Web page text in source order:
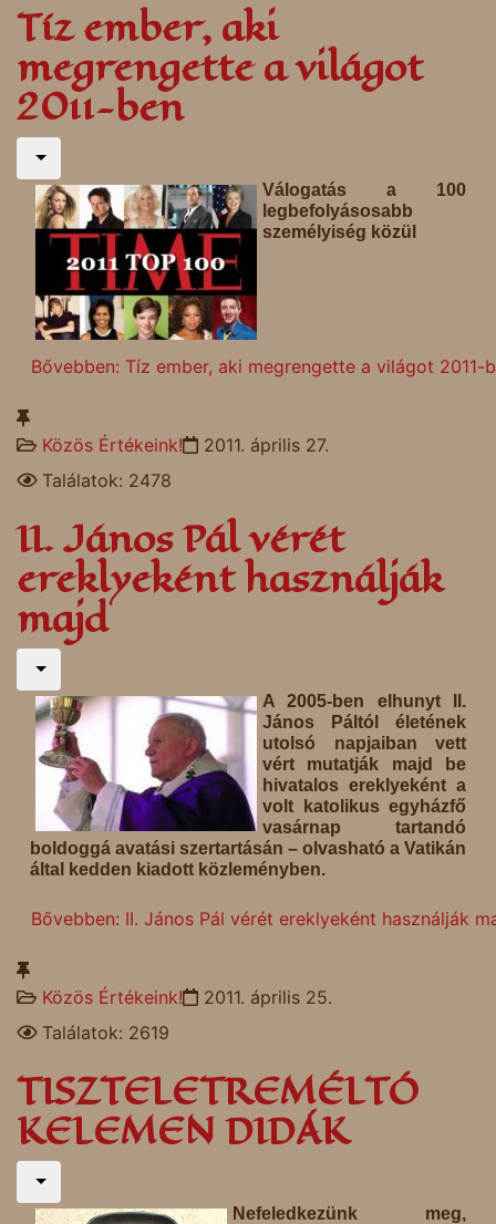
Tíz ember, aki
megrengette a világot
2011-ben
Válogatás a 100
legbefolyásosabb
személyiség közül
Bővebben: Tíz ember, aki megrengette a világot 2011-
Közös Értékeink!
2011. április 27.
Találatok: 2478
II. János Pál vérét
ereklyeként használják
majd
A 2005-ben elhunyt II.
János Páltól életének
utolsó napjaiban vett
vért mutatják majd be
hivatalos ereklyeként a
volt katolikus egyházfő
vasárnap tartandó
boldoggá avatási szertartásán – olvasható a Vatikán
által kedden kiadott közleményben.
Bővebben: II. János Pál vérét ereklyeként használják
Közös Értékeink!
2011. április 25.
Találatok: 2619
TISZTELETREMÉLTÓ
KELEMEN DIDÁK
Nefeledkezünk meg,